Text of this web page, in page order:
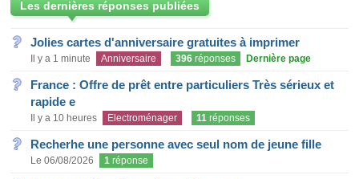
Les dernières réponses publiées
Jolies cartes d'anniversaire gratuites à imprimer
Il y a 1 minute Anniversaire 396 réponses Dernière page
France : Offre de prêt entre particuliers Très sérieux et
rapide e
Il y a 10 heures Electroménager 11 réponses
Recherhe une personne avec seul nom de jeune fille
Le 06/08/2026 1 réponse